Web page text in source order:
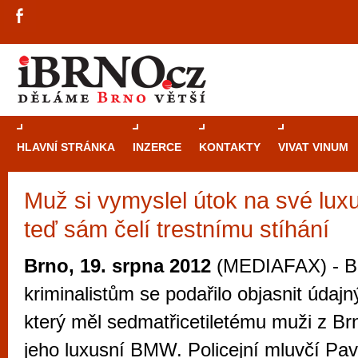
HLAVNÍ STRÁNKA INZERCE KONTAKTY VIVAT VINUM
Muž si vymyslel útok na své
teď sám čelí trestnímu stíhání
Brno, 19. srpna 2012 (MEDIAFAX) -
kriminalistům se podařilo objasnit
který měl sedmatřicetiletému muži z
jeho luxusní BMW. Policejní mluvčí
Průvodce
Brně: Od
Brno je
zajímavé
restaurace,
Mimo jiné je ale také místem, kde si